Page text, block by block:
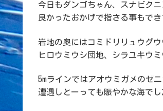
今日もダンゴちゃん、スナビク
良かったおかげで指さる事もでき
岩地の奥にはコミドリリュウグ
ヒロウミウシ団地、シラユキウ
5mラインではアオウミガメのゼ
遭遇しとーっても賑やかな海でし